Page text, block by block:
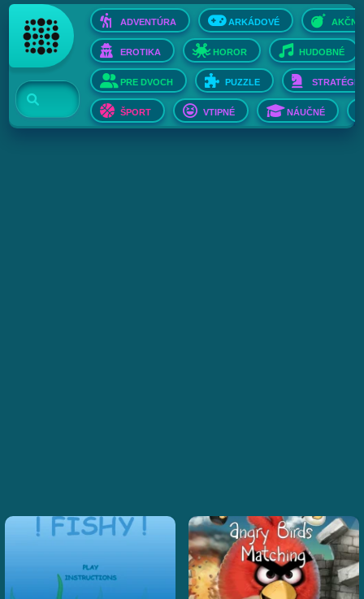
ADVENTÚRA ARKÁDOVÉ AKČNÉ
EROTIKA HOROR HUDOBNÉ
PRE DVOCH PUZZLE STRATÉGIE
ŠPORT VTIPNÉ NÁUČNÉ